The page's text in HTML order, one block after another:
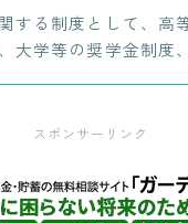
する制度として、高
大学等の奨学金制度
スポンサーリンク